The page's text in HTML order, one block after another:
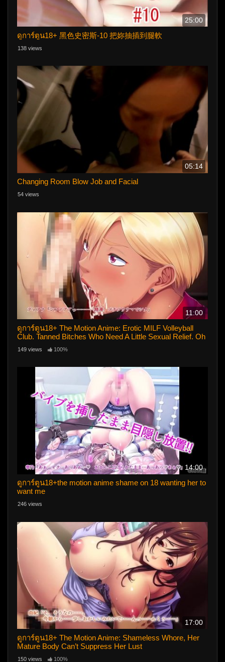
25:00
ดูการ์ตูน18+ 黑色史密斯-10 把妳抽插到腿軟
138 views
05:14
Changing Room Blow Job and Facial
54 views
11:00
ดูการ์ตูน18+ The Motion Anime: Erotic MILF Volleyball
Club. Tanned Bitches Who Need A Little Sexual Relief. Oh
149 views 100%
14:00
ดูการ์ตูน18+the motion anime shame on 18 wanting her to
want me
246 views
17:00
ดูการ์ตูน18+ The Motion Anime: Shameless Whore, Her
Mature Body Can’t Suppress Her Lust
150 views 100%